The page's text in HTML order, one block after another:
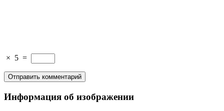
× 5 =
Информация об изображении